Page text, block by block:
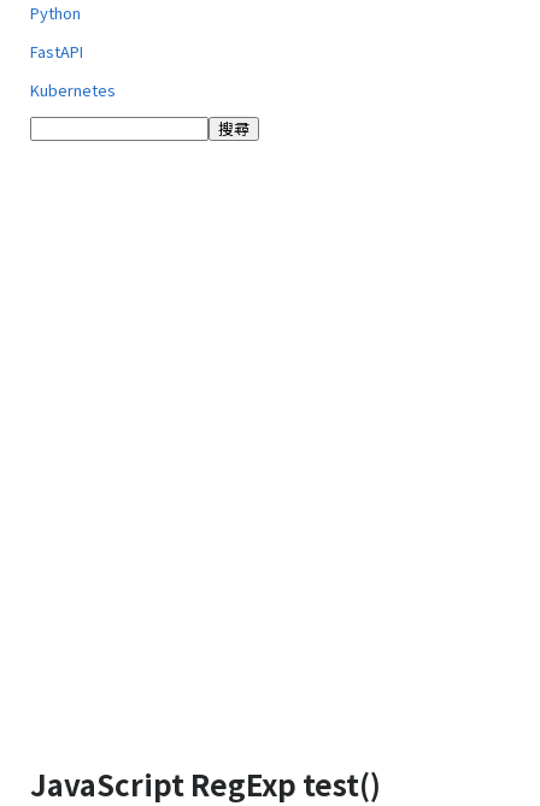
Python
FastAPI
Kubernetes
JavaScript RegExp test()